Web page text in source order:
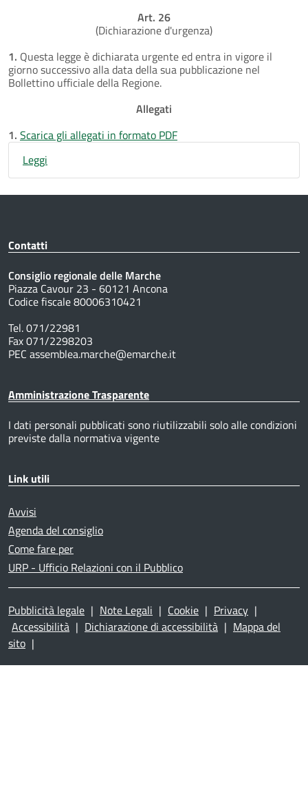
Art. 26
(Dichiarazione d'urgenza)
1. Questa legge è dichiarata urgente ed entra in vigore il
giorno successivo alla data della sua pubblicazione nel
Bollettino ufficiale della Regione.
Allegati
1. Scarica gli allegati in formato PDF
Leggi
Contatti
Consiglio regionale delle Marche
Piazza Cavour 23 - 60121 Ancona
Codice fiscale 80006310421
Tel. 071/22981
Fax 071/2298203
PEC assemblea.marche@emarche.it
Amministrazione Trasparente
I dati personali pubblicati sono riutilizzabili solo alle condizioni
previste dalla normativa vigente
Link utili
Avvisi
Agenda del consiglio
Come fare per
URP - Ufficio Relazioni con il Pubblico
Pubblicità legale | Note Legali | Cookie | Privacy |
Accessibilità | Dichiarazione di accessibilità | Mappa del
sito |